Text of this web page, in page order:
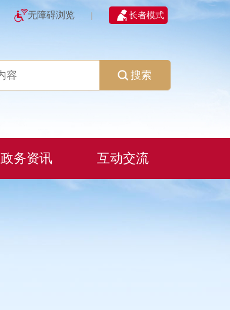
无障碍浏览 | 长者模式
搜索
政务资讯 互动交流